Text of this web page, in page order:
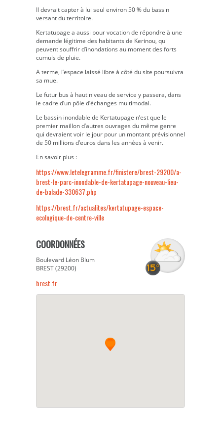
Il devrait capter à lui seul environ 50 % du bassin
versant du territoire.
Kertatupage a aussi pour vocation de répondre à une
demande légitime des habitants de Kerinou, qui
peuvent souffrir d’inondations au moment des forts
cumuls de pluie.
A terme, l’espace laissé libre à côté du site poursuivra
sa mue.
Le futur bus à haut niveau de service y passera, dans
le cadre d’un pôle d’échanges multimodal.
Le bassin inondable de Kertatupage n’est que le
premier maillon d’autres ouvrages du même genre
qui devraient voir le jour pour un montant prévisionnel
de 50 millions d’euros dans les années à venir.
En savoir plus :
https://www.letelegramme.fr/finistere/brest-29200/a-
brest-le-parc-inondable-de-kertatupage-nouveau-lieu-
de-balade-330637.php
https://brest.fr/actualites/kertatupage-espace-
ecologique-de-centre-ville
COORDONNÉES
Boulevard Léon Blum
BREST (29200)
brest.fr